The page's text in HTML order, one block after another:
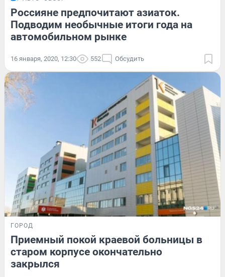
Россияне предпочитают азиаток.
Подводим необычные итоги года на
автомобильном рынке
16 января, 2020, 12:30 552 Обсудить
ГОРОД
Приемный покой краевой больницы в
старом корпусе окончательно
закрылся